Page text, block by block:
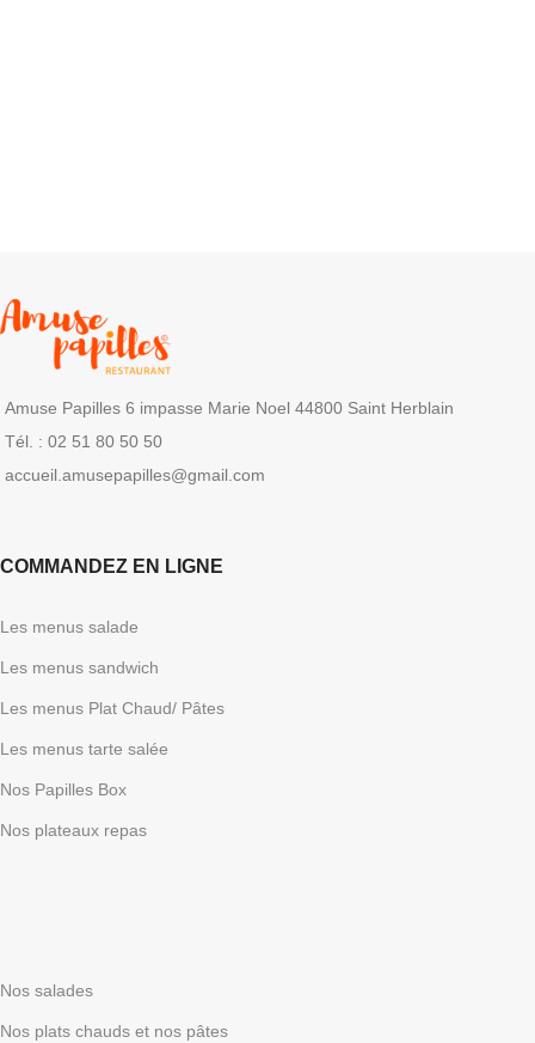
Amuse Papilles 6 impasse Marie Noel 44800 Saint Herblain
Tél. : 02 51 80 50 50
accueil.amusepapilles@gmail.com
COMMANDEZ EN LIGNE
Les menus salade
Les menus sandwich
Les menus Plat Chaud/ Pâtes
Les menus tarte salée
Nos Papilles Box
Nos plateaux repas
Nos salades
Nos plats chauds et nos pâtes